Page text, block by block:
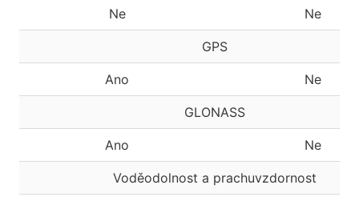
Ne Ne
GPS
Ano Ne
GLONASS
Ano Ne
Voděodolnost a prachuvzdornost